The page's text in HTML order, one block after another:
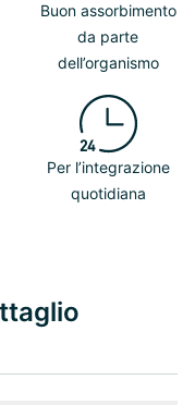
Buon assorbimento
da parte
dell’organismo
Per l’integrazione
quotidiana